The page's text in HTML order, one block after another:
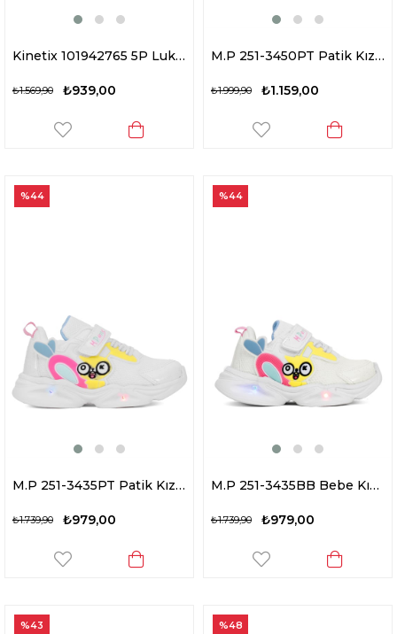
Kinetix 101942765 5P Luke F 5FX Bebe Erkek Çocuk Yürüyüş Ayakkabısı Lacivert
₺939,00
₺1.569,90
M.P 251-3450PT Patik Kız Çocuk Yürüyüş Ayakkabısı Siyah
₺1.159,00
₺1.999,90
M.P 251-3435PT Patik Kız Çocuk Yürüyüş Ayakkabısı Beyaz - Pembe
₺979,00
₺1.739,90
%44
M.P 251-3435BB Bebe Kız Çocuk Yürüyüş Ayakkabısı Beyaz - Pembe
₺979,00
₺1.739,90
%44
%43 %48